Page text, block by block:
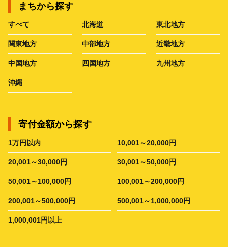
まちから探す
すべて 北海道 東北地方
関東地方 中部地方 近畿地方
中国地方 四国地方 九州地方
沖縄
寄付金額から探す
1万円以内 10,001～20,000円
20,001～30,000円 30,001～50,000円
50,001～100,000円 100,001～200,000円
200,001～500,000円 500,001～1,000,000円
1,000,001円以上